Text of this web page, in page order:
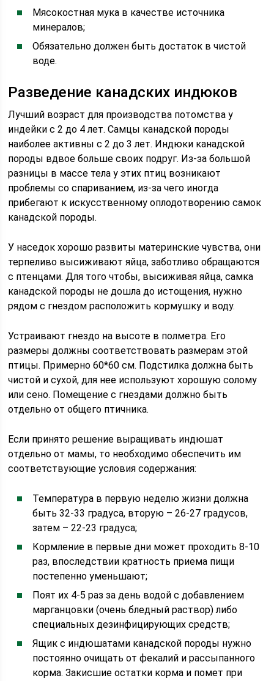
Мясокостная мука в качестве источника
минералов;
Обязательно должен быть достаток в чистой
воде.
Разведение канадских индюков
Лучший возраст для производства потомства у
индейки с 2 до 4 лет. Самцы канадской породы
наиболее активны с 2 до 3 лет. Индюки канадской
породы вдвое больше своих подруг. Из-за большой
разницы в массе тела у этих птиц возникают
проблемы со спариванием, из-за чего иногда
прибегают к искусственному оплодотворению самок
канадской породы.
У наседок хорошо развиты материнские чувства, они
терпеливо высиживают яйца, заботливо обращаются
с птенцами. Для того чтобы, высиживая яйца, самка
канадской породы не дошла до истощения, нужно
рядом с гнездом расположить кормушку и воду.
Устраивают гнездо на высоте в полметра. Его
размеры должны соответствовать размерам этой
птицы. Примерно 60*60 см. Подстилка должна быть
чистой и сухой, для нее используют хорошую солому
или сено. Помещение с гнездами должно быть
отдельно от общего птичника.
Если принято решение выращивать индюшат
отдельно от мамы, то необходимо обеспечить им
соответствующие условия содержания:
Температура в первую неделю жизни должна
быть 32-33 градуса, вторую – 26-27 градусов,
затем – 22-23 градуса;
Кормление в первые дни может проходить 8-10
раз, впоследствии кратность приема пищи
постепенно уменьшают;
Поят их 4-5 раз за день водой с добавлением
марганцовки (очень бледный раствор) либо
специальных дезинфицирующих средств;
Ящик с индюшатами канадской породы нужно
постоянно очищать от фекалий и рассыпанного
корма. Закисшие остатки корма и помет при